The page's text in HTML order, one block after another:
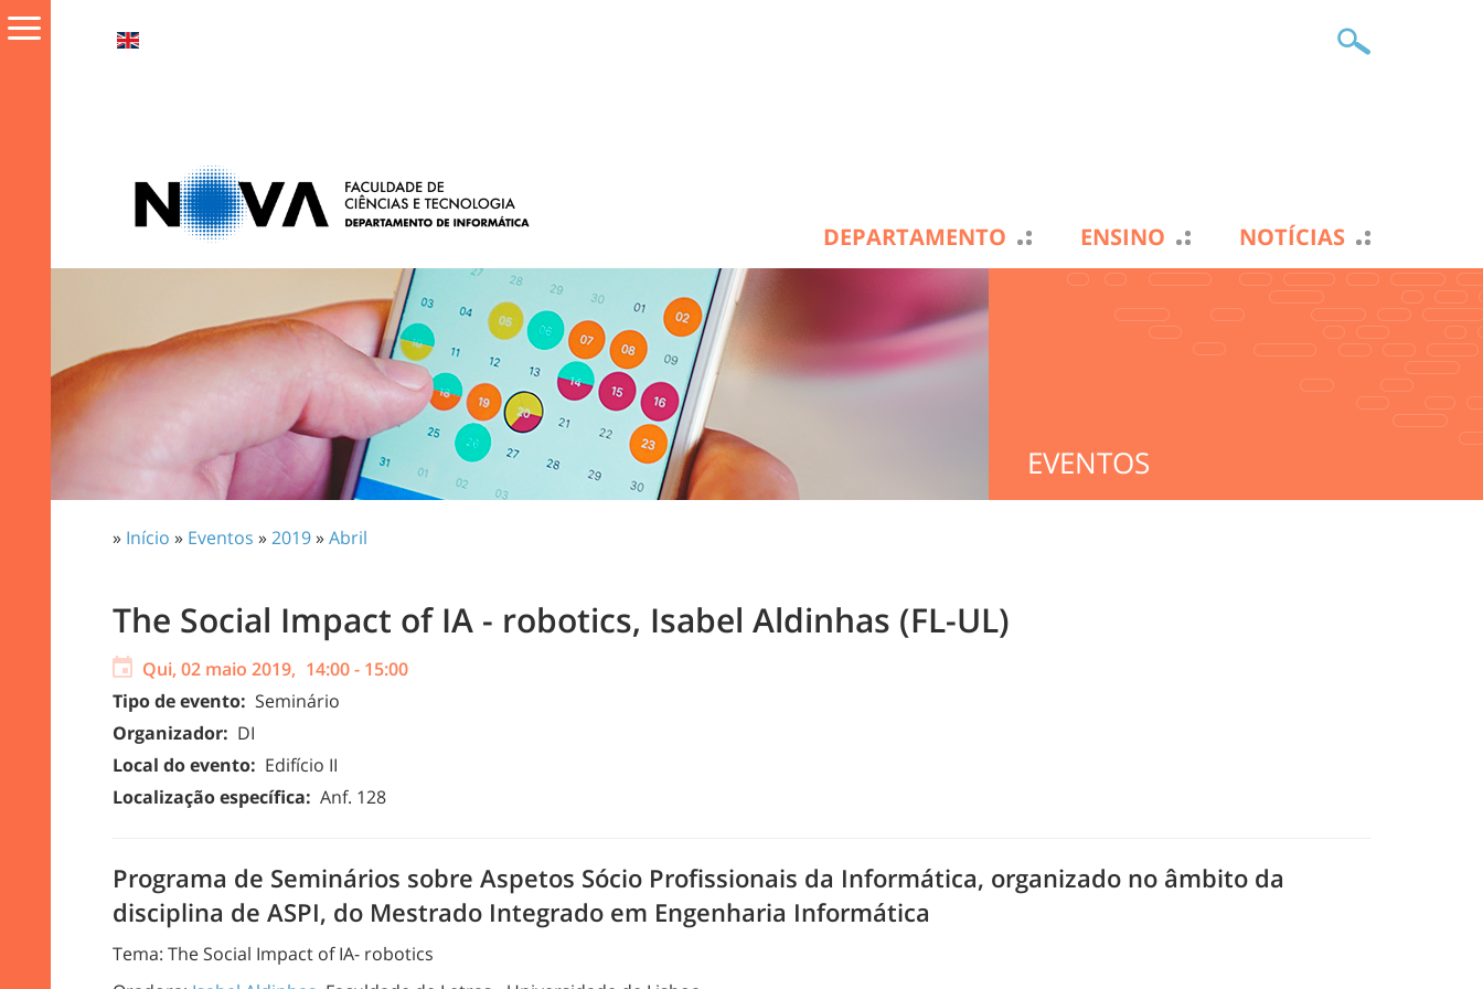
DEPARTAMENTO ENSINO NOTÍCIAS
EVENTOS
» Início » Eventos »2019»Abril
The Social Impact of IA - robotics, Isabel Aldinhas (FL-UL)
Qui, 02 maio 2019, 14:00- 15:00
Tipo de evento: Seminário
Organizador: DI
Local do evento: Edifício II
Localização específica: Anf. 128
Programa de Seminários sobre Aspetos Sócio Profissionais da Informática, organizado no âmbito da
disciplina de ASPI, do Mestrado Integrado em Engenharia Informática
Tema: The Social Impact of IA- robotics